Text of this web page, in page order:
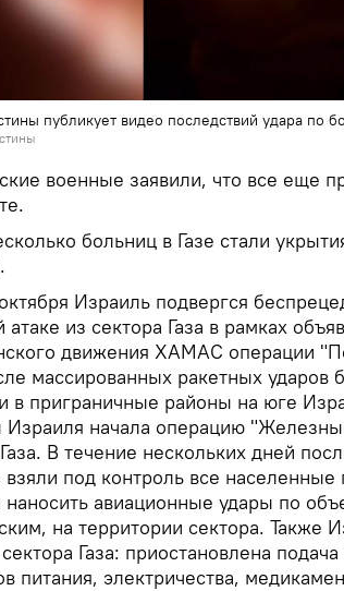
публикует видео последствий удара по
военные заявили, что все еще
больниц в Газе стали
Израиль подвергся
атаке из сектора Газа в рамках
движения ХАМАС операции
массированных ракетных ударов
в приграничные районы на юге
Израиля начала операцию
В течение нескольких дней
под контроль все населенные
наносить авиационные удары по
на территории сектора. Также
Газа: приостановлена
питания, электричества,